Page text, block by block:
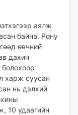
аялж
дахин
харж суусан
нь дэлхий